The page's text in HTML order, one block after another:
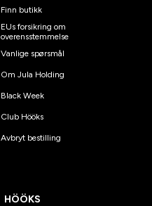
Finn butikk
EUs forsikring om
overensstemmelse
Vanlige spørsmål
Om Jula Holding
Black Week
Club Hööks
Avbryt bestilling
HÖÖKS